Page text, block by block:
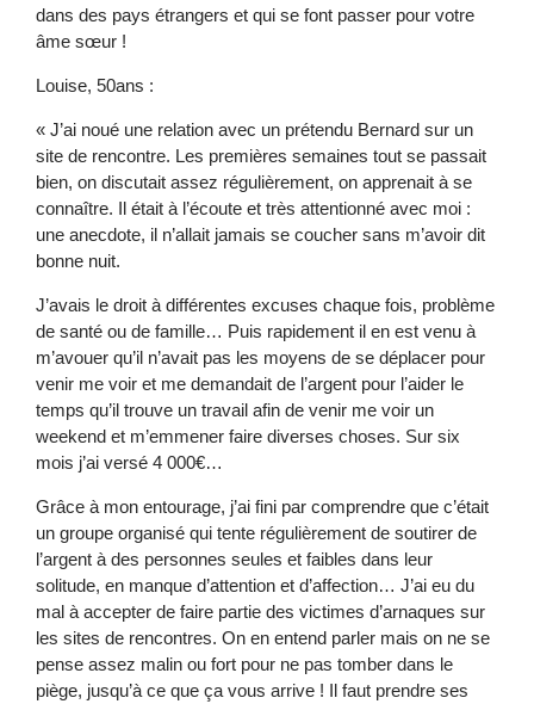
dans des pays étrangers et qui se font passer pour votre
âme sœur !
Louise, 50ans :
« J’ai noué une relation avec un prétendu Bernard sur un
site de rencontre. Les premières semaines tout se passait
bien, on discutait assez régulièrement, on apprenait à se
connaître. Il était à l’écoute et très attentionné avec moi :
une anecdote, il n’allait jamais se coucher sans m’avoir dit
bonne nuit.
J’avais le droit à différentes excuses chaque fois, problème
de santé ou de famille… Puis rapidement il en est venu à
m’avouer qu’il n’avait pas les moyens de se déplacer pour
venir me voir et me demandait de l’argent pour l’aider le
temps qu’il trouve un travail afin de venir me voir un
weekend et m’emmener faire diverses choses. Sur six
mois j’ai versé 4 000€…
Grâce à mon entourage, j’ai fini par comprendre que c’était
un groupe organisé qui tente régulièrement de soutirer de
l’argent à des personnes seules et faibles dans leur
solitude, en manque d’attention et d’affection… J’ai eu du
mal à accepter de faire partie des victimes d’arnaques sur
les sites de rencontres. On en entend parler mais on ne se
pense assez malin ou fort pour ne pas tomber dans le
piège, jusqu’à ce que ça vous arrive ! Il faut prendre ses